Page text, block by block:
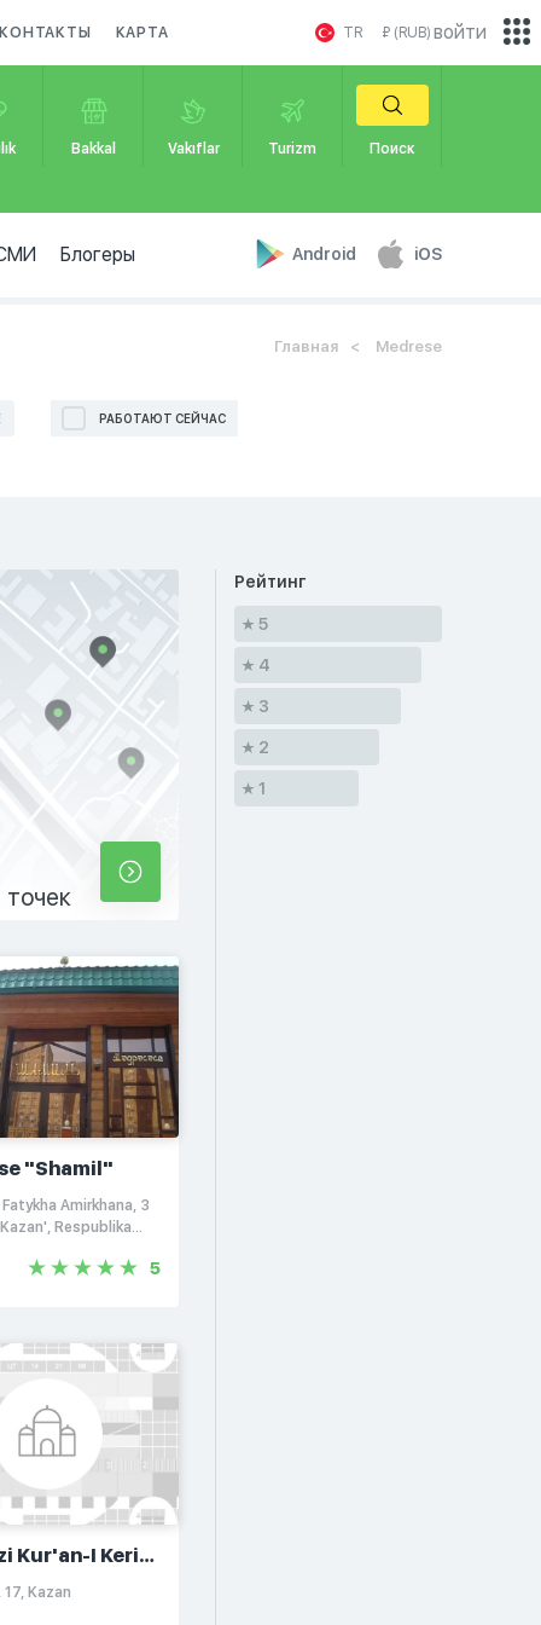
КОНТАКТЫ КАРТА TR ₽ (RUB)
Bakkal Vakıflar Turizm Поиск
Блогеры Android iOS
войти
Главная Medrese
РАБОТАЮТ СЕЙЧАС
"Shamil"
Amirkhana, 3
Respublika
5
Kur'an-I Kerim
Kazan
Рейтинг
5
4
3
2
1